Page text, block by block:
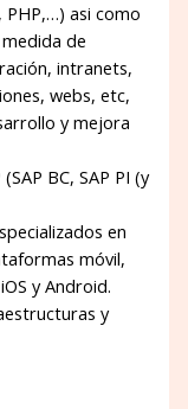
PHP,…) asi como
de
intranets,
webs, etc,
y mejora
BC, SAP PI (y
en
móvil,
y Android.
y